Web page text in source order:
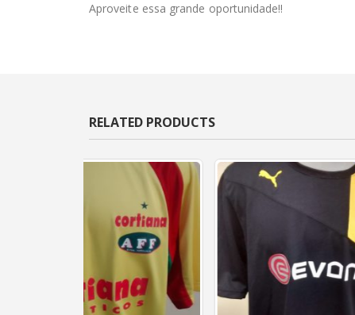
Aproveite essa grande oportunidade!!
RELATED PRODUCTS